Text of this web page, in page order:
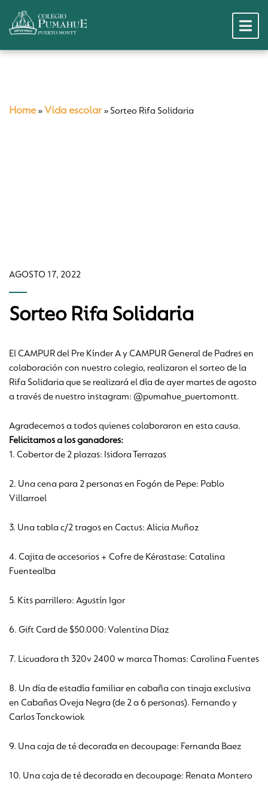
Home » Vida escolar» Sorteo Rifa Solidaria
AGOSTO 17, 2022
Sorteo Rifa Solidaria
El CAMPUR del Pre Kínder A y CAMPUR General de Padres en
colaboración con nuestro colegio, realizaron el sorteo de la
Rifa Solidaria que se realizará el día de ayer martes de agosto
a través de nuestro instagram: @pumahue_puertomontt.
Agradecemos a todos quienes colaboraron en esta causa.
Felicitamos a los ganadores:
1. Cobertor de 2 plazas: Isidora Terrazas
2. Una cena para 2 personas en Fogón de Pepe: Pablo
Villarroel
3. Una tabla c/2 tragos en Cactus: Alicia Muñoz
4. Cajita de accesorios + Cofre de Kérastase: Catalina
Fuentealba
5. Kits parrillero: Agustín Igor
6. Gift Card de $50.000: Valentina Díaz
7. Licuadora th 320v 2400 w marca Thomas: Carolina Fuentes
8. Un día de estadía familiar en cabaña con tinaja exclusiva
en Cabañas Oveja Negra (de 2 a 6 personas). Fernando y
Carlos Tonckowiok
9. Una caja de té decorada en decoupage: Fernanda Baez
10. Una caja de té decorada en decoupage: Renata Montero